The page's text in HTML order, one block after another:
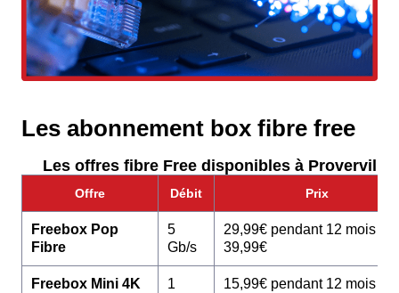
Les abonnement box fibre free
Les offres fibre Free disponibles à Proverville :
Offre Débit Prix
Freebox Pop
Fibre
5
Gb/s
29,99€ pendant 12 mois
39,99€
Freebox Mini 4K
1
15,99€ pendant 12 mois